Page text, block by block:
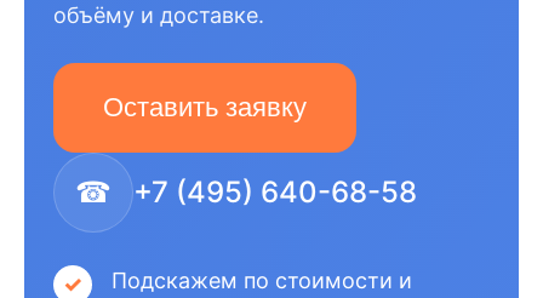
объёму и доставке.
Оставить заявку
☎ +7 (495) 640-68-58
Подскажем по стоимости и